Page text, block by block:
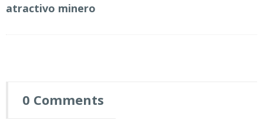
atractivo minero
0 Comments